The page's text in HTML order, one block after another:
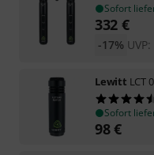
Sofort
332 €
UVP:
-17%
Lewitt LCT
Sofort
98€